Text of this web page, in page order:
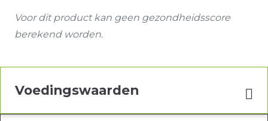
Voor dit product kan geen gezondheidsscore
berekend worden.
Voedingswaarden